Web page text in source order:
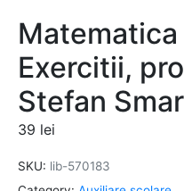
Matematica
Exercitii,
Stefan
39 lei
SKU: lib-570183